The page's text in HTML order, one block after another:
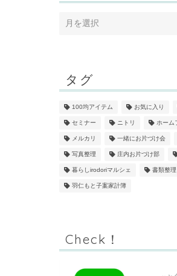
タグ
100均アイテム お気に入り
セミナー ニトリ ホーム
メルカリ 一緒にお片づけ会
写真整理 庄内お片づけ部
暮らしirodoriマルシェ 書類整理
羽仁もと子案家計簿
Check！